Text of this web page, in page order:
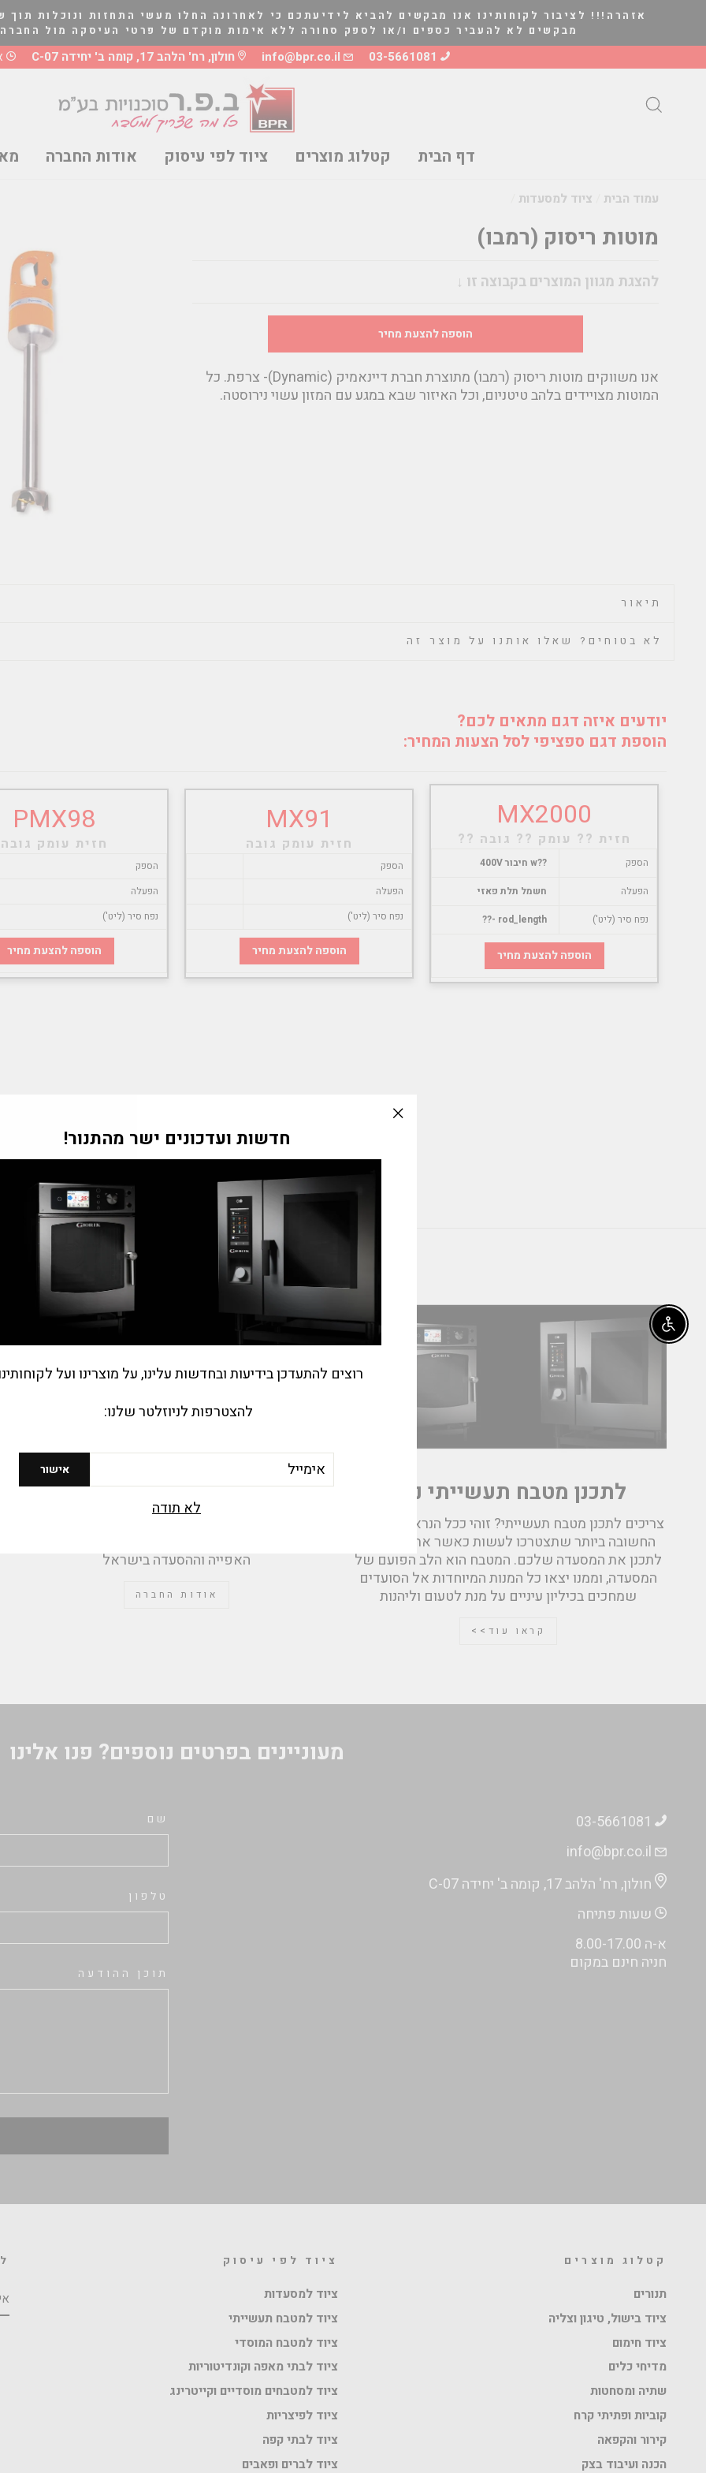
אזהרה!!! לציבור לקוחותינו אנו מבקשים להביא לידיעתכם כי לאחרונה החלו מעשי התחזות ונוכלות
מבקשים לא להעביר כספים ו/או לספק סחורה ללא אימות מוקדם של פרטי העיסקה מול החברה בטלפון 03-5661081 או
03-5661081
info@bpr.co.il חולון, רח' הלהב 17, קומה ב' יחידה C-07
דף הבית קטלוג מוצרים ציוד לפי עיסוק אודות החברה
עמוד הבית ציוד למסעדות
מוטות ריסוק (רמבו)
להצגת מגוון המוצרים בקבוצה זו ↓
הוספה להצעת מחיר
אנו משווקים מוטות ריסוק (רמבו) מתוצרת חברת דיינאמיק (Dynamic)- צרפת. כל
המוטות מצויידים בלהב טיטניום, וכל האיזור שבא במגע עם המזון עשוי נירוסטה.
תיאור
לא בטוחים? שאלו אותנו על מוצר זה
יודעים איזה דגם מתאים לכם?
הוספת דגם ספציפי לסל הצעות המחיר:
MX2000
חזית ?? עומק ?? גובה ??
הספק
??w חיבור 400V
הפעלה
חשמל תלת פאזי
נפח סיר (ליט')
rod_length -??
הוספה להצעת מחיר
MX91
חזית עומק גובה
הספק
הפעלה
נפח סיר (ליט')
הוספה להצעת מחיר
PMX98
חזית עומק גובה
הספק
הפעלה
נפח סיר (ליט')
הוספה להצעת מחיר
חזרה לציוד למסעדות
לתכנן מטבח תעשייתי נכון
צריכים לתכנן מטבח תעשייתי? זוהי ככל הנראה המשימה
החשובה ביותר שתצטרכו לעשות כאשר אתם ניגשים
לתכנן את המסעדה שלכם. המטבח הוא הלב הפועם של
המסעדה, וממנו יצאו כל המנות המיוחדות אל הסועדים
שמחכים בכיליון עיניים על מנת לטעום וליהנות
קראו עוד>>
מי אנחנו?
האפייה וההסעדה בישראל
אודות החברה
מעוניינים בפרטים נוספים? פנו אלינו
חולון, רח' הלהב 17, קומה ב' יחידה C-07
שעות פתיחה
א-ה 8.00-17.00
חניה חינם במקום
שם
טלפון
תוכן ההודעה
קטלוג מוצרים
תנורים
ציוד בישול, טיגון וצליה
ציוד חימום
מדיחי כלים
שתיה ומסחטות
קוביות ופתיתי קרח
קירור והקפאה
הכנה ועיבוד בצק
ציוד לפי עיסוק
ציוד למסעדות
ציוד למטבח תעשייתי
ציוד למטבח המוסדי
ציוד לבתי מאפה וקונדיטוריות
ציוד למטבחים מוסדיים וקייטרינג
ציוד לפיצריות
ציוד לבתי קפה
ציוד לברים ופאבים
חדשות ועדכונים ישר מהתנור!
רוצים להתעדכן בידיעות ובחדשות עלינו, על מוצרינו ועל
להצטרפות לניוזלטר שלנו:
אישור
לא תודה
Enable accessibility